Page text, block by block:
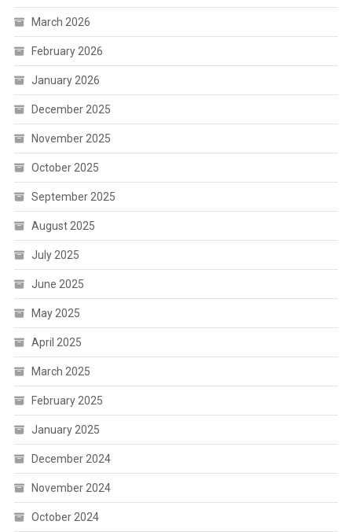
March 2026
February 2026
January 2026
December 2025
November 2025
October 2025
September 2025
August 2025
July 2025
June 2025
May 2025
April 2025
March 2025
February 2025
January 2025
December 2024
November 2024
October 2024